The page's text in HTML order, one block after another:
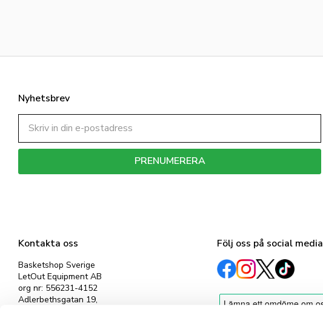
Kontakta oss
Basketshop Sverige
LetOut Equipment AB
org nr: 556231-4152
Adlerbethsgatan 19,
Följ oss på social media
Nyhetsbrev
PRENUMERERA